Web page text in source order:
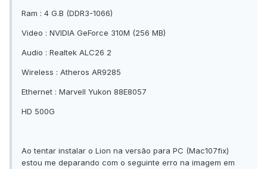
Ram : 4 G.B (DDR3-1066)
Video : NVIDIA GeForce 310M (256 MB)
Audio : Realtek ALC26 2
Wireless : Atheros AR9285
Ethernet : Marvell Yukon 88E8057
HD 500G
Ao tentar instalar o Lion na versão para PC (Mac107fix)
estou me deparando com o seguinte erro na imagem em